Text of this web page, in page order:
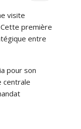
visite
Cette première
entre
pour son
centrale